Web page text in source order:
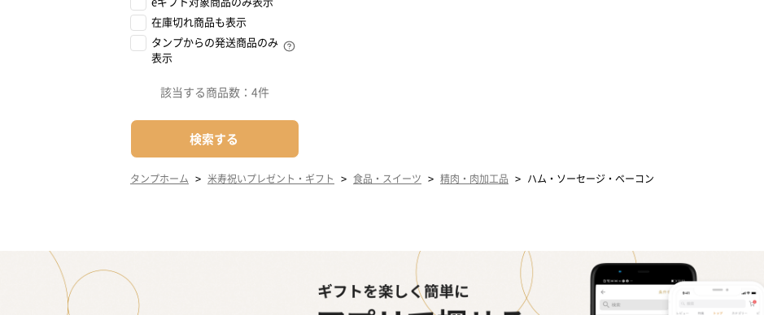
在庫切れ商品も表示
タンプからの発送商品のみ
表示
該当する商品数： 4件
検索する
タンプホーム > 米寿祝いプレゼント・ギフト > 食品・スイーツ > 精肉・肉加工品 > ハム・ソーセージ・ベーコン